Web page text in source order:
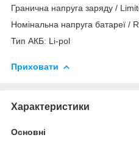
Гранична напруга заряду /
Номінальна напруга батареї /
Тип АКБ: Li-pol
Приховати
Характеристики
Основні